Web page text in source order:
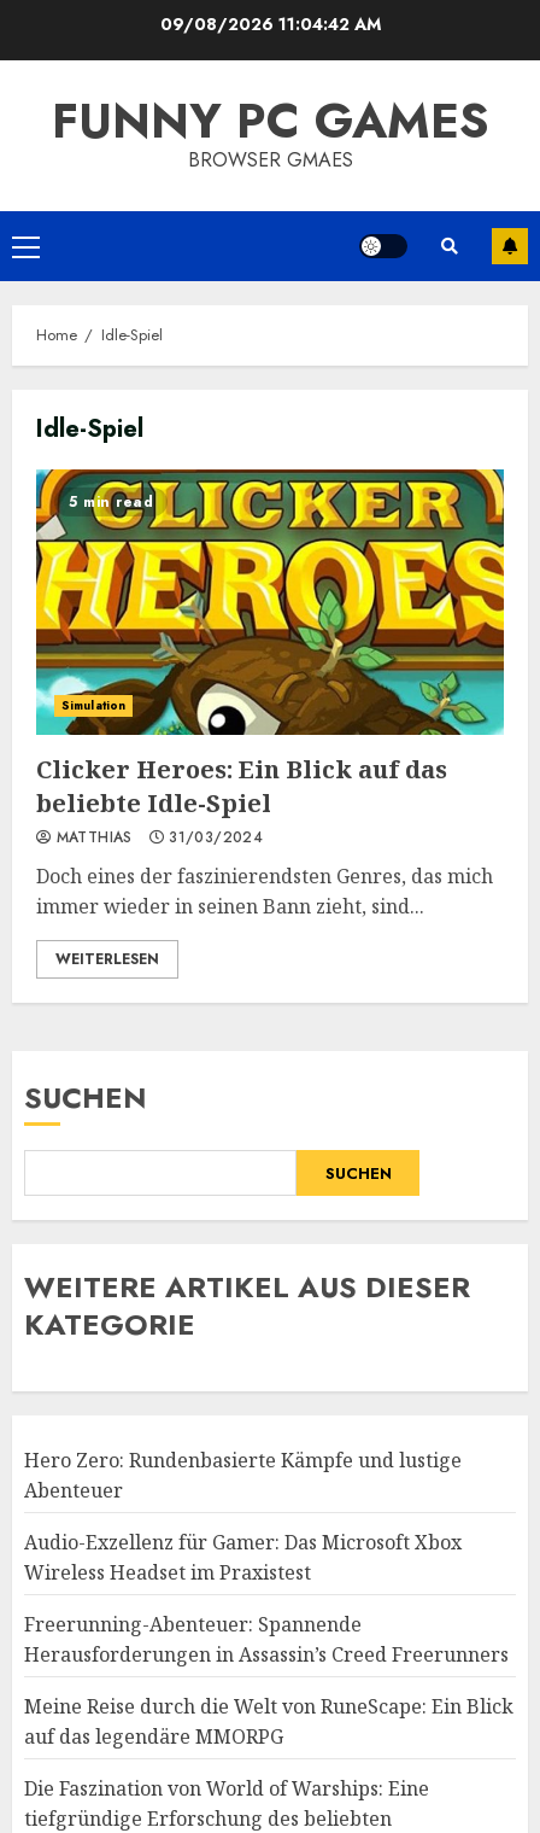
09/08/2026 11:04:43 AM
FUNNY PC GAMES
BROWSER GMAES
Primary
Menu
Home Idle-Spiel
Idle-Spiel
5 min read
Simulation
Clicker Heroes: Ein Blick auf das
beliebte Idle-Spiel
MATTHIAS 31/03/2024
Doch eines der faszinierendsten Genres, das mich
immer wieder in seinen Bann zieht, sind...
WEITERLESEN
SUCHEN
SUCHEN
WEITERE ARTIKEL AUS DIESER
KATEGORIE
Hero Zero: Rundenbasierte Kämpfe und lustige
Abenteuer
Audio-Exzellenz für Gamer: Das Microsoft Xbox
Wireless Headset im Praxistest
Freerunning-Abenteuer: Spannende
Herausforderungen in Assassin’s Creed Freerunners
Meine Reise durch die Welt von RuneScape: Ein Blick
auf das legendäre MMORPG
Die Faszination von World of Warships: Eine
tiefgründige Erforschung des beliebten